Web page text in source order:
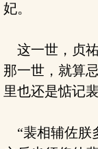
妃。
这一世，贞祐
那一世，就算
里也还是惦记
“裴相辅佐朕